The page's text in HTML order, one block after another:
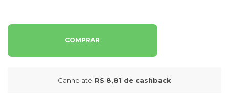
COMPRAR
Ganhe até R$ 8,81 de cashback